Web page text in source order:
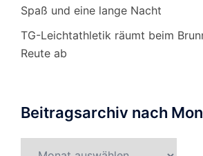
Spaß und eine lange Nacht
TG-Leichtathletik räumt beim
Reute ab
Beitragsarchiv nach